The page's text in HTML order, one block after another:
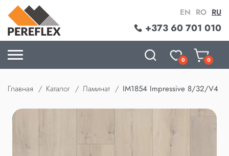
+373 60 701 010
EN RO RU
0 0
Главная Каталог Ламинат IM1854 Impressive 8/32/V4